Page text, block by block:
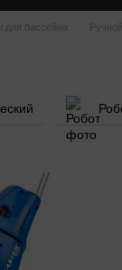
бассейна Ручной